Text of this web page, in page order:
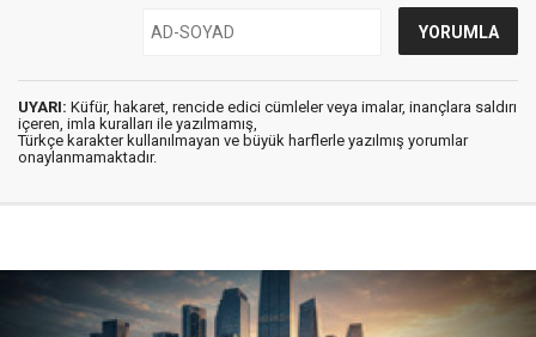
UYARI: Küfür, hakaret, rencide edici cümleler veya imalar, inançlara saldırı
içeren, imla kuralları ile yazılmamış,
Türkçe karakter kullanılmayan ve büyük harflerle yazılmış yorumlar
onaylanmamaktadır.